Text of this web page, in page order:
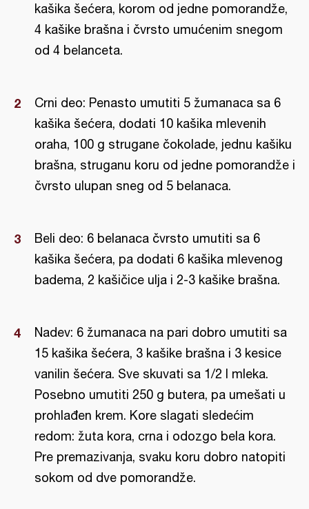
kašika šećera, korom od jedne pomorandže,
4 kašike brašna i čvrsto umućenim snegom
od 4 belanceta.
Crni deo: Penasto umutiti 5 žumanaca sa 6
kašika šećera, dodati 10 kašika mlevenih
oraha, 100 g strugane čokolade, jednu kašiku
brašna, struganu koru od jedne pomorandže i
čvrsto ulupan sneg od 5 belanaca.
Beli deo: 6 belanaca čvrsto umutiti sa 6
kašika šećera, pa dodati 6 kašika mlevenog
badema, 2 kašičice ulja i 2-3 kašike brašna.
Nadev: 6 žumanaca na pari dobro umutiti sa
15 kašika šećera, 3 kašike brašna i 3 kesice
vanilin šećera. Sve skuvati sa 1/2 l mleka.
Posebno umutiti 250 g butera, pa umešati u
prohlađen krem. Kore slagati sledećim
redom: žuta kora, crna i odozgo bela kora.
Pre premazivanja, svaku koru dobro natopiti
sokom od dve pomorandže.